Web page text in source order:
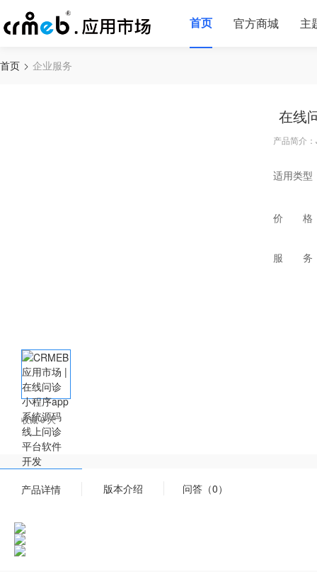
首页 官方商城 主
首页 企业服务
收藏 0 人
在线
产品简介
适用类型
价 格
服 务
产品详情 版本介绍 问答（0）